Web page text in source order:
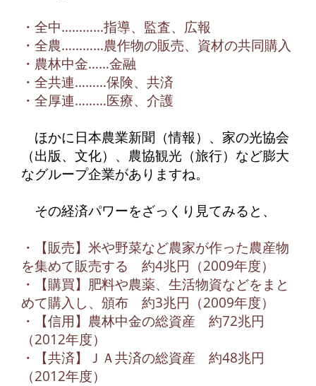
・全中…………指導、監査、広報
・全農…………農作物の販売、資材の共同購入
・農林中金……金融
・全共連………保険、共済
・全厚連………医療、介護
ほかに日本農業新聞（情報）、家の光協会
（出版、文化）、農協観光（旅行）など膨大
なグループ企業がありますね。
その経済パワーをざっくり見てみると、
・【販売】米や野菜など農家が作った農産物
を集めて販売する 約4兆円（2009年度）
・【購買】肥料や農薬、生活物資などをまと
めて購入し、頒布 約3兆円（2009年度）
・【信用】農林中金の総資産 約72兆円
（2012年度）
・【共済】ＪＡ共済の総資産 約48兆円
（2012年度）